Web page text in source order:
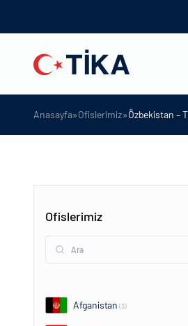
Anasayfa»Ofislerimiz»Özbekistan –
Ofislerimiz
Afganistan (3)